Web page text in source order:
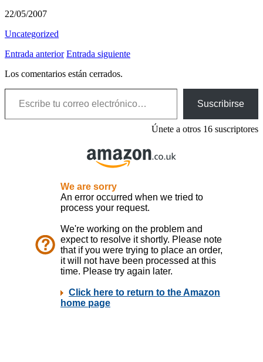
22/05/2007
Uncategorized
Entrada anterior Entrada siguiente
Los comentarios están cerrados.
Escribe tu correo electrónico…
Suscribirse
Únete a otros 16 suscriptores